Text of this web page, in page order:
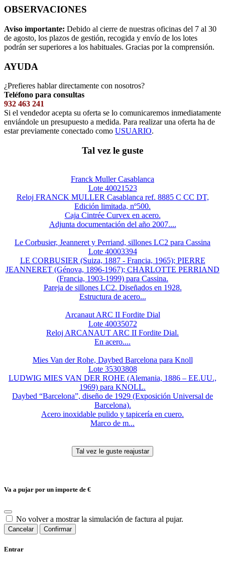
OBSERVACIONES
Aviso importante: Debido al cierre de nuestras oficinas del 7 al 30
de agosto, los plazos de gestión, recogida y envío de los lotes
podrán ser superiores a los habituales. Gracias por la comprensión.
AYUDA
¿Prefieres hablar directamente con nosotros?
Teléfono para consultas
932 463 241
Si el vendedor acepta su oferta se lo comunicaremos inmediatamente
enviándole un presupuesto a medida. Para realizar una oferta ha de
estar previamente conectado como USUARIO.
Tal vez le guste
Franck Muller Casablanca
Lote 40021523
Reloj FRANCK MULLER Casablanca ref. 8885 C CC DT,
Edición limitada, nº500.
Caja Cintrée Curvex en acero.
Adjunta documentación del año 2007....
Le Corbusier, Jeanneret y Perriand, sillones LC2 para Cassina
Lote 40003394
LE CORBUSIER (Suiza, 1887 - Francia, 1965); PIERRE
JEANNERET (Génova, 1896-1967); CHARLOTTE PERRIAND
(Francia, 1903-1999) para Cassina.
Pareja de sillones LC2. Diseñados en 1928.
Estructura de acero...
Arcanaut ARC II Fordite Dial
Lote 40035072
Reloj ARCANAUT ARC II Fordite Dial.
En acero....
Mies Van der Rohe, Daybed Barcelona para Knoll
Lote 35303808
LUDWIG MIES VAN DER ROHE (Alemania, 1886 – EE.UU.,
1969) para KNOLL.
Daybed “Barcelona”, diseño de 1929 (Exposición Universal de
Barcelona).
Acero inoxidable pulido y tapicería en cuero.
Marco de m...
Va a pujar por un importe de €
No volver a mostrar la simulación de factura al pujar.
Cancelar Confirmar
Entrar